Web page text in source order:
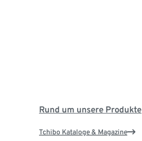
Rund um unsere Produkte
Tchibo Kataloge & Magazine